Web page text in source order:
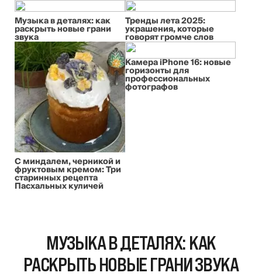
Музыка в деталях: как
раскрыть новые грани
звука
Тренды лета 2025:
украшения, которые
говорят громче слов
С миндалем, черникой и
фруктовым кремом: Три
старинных рецепта
Пасхальных куличей
Камера iPhone 16: новые
горизонты для
профессиональных
фотографов
МУЗЫКА В ДЕТАЛЯХ: КАК
РАСКРЫТЬ НОВЫЕ ГРАНИ ЗВУКА